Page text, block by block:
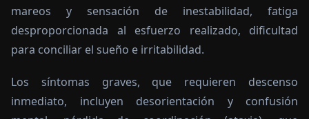
mareos y sensación de inestabilidad, fatiga
desproporcionada al esfuerzo realizado, dificultad
para conciliar el sueño e irritabilidad.
Los síntomas graves, que requieren descenso
inmediato, incluyen desorientación y confusión